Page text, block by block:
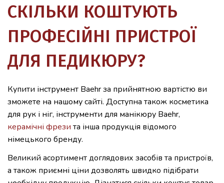
СКІЛЬКИ КОШТУЮТЬ
ПРОФЕСІЙНІ ПРИСТРОЇ
ДЛЯ ПЕДИКЮРУ?
Купити інструмент Baehr за прийнятною вартістю ви
зможете на нашому сайті. Доступна також косметика
для рук і ніг, інструменти для манікюру Baehr,
керамічні фрези та інша продукція відомого
німецького бренду.
Великий асортимент доглядових засобів та пристроїв,
а також приємні ціни дозволять швидко підібрати